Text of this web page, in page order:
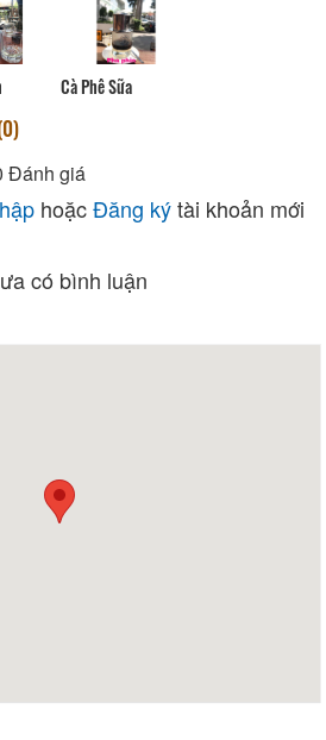
Cà Phê Sữa
0)
Đánh giá
hoặcĐăng kýtài khoản mới
có bình luận